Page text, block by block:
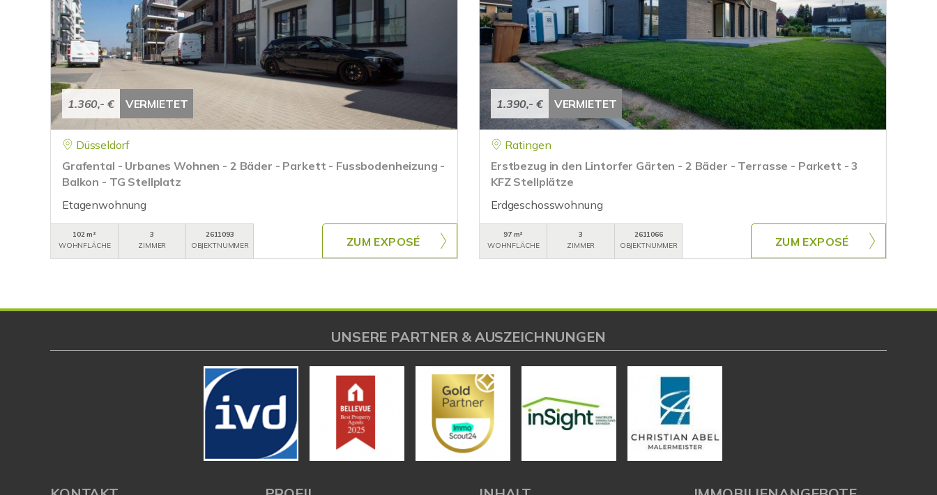
1.360,- € VERMIETET
Düsseldorf
Grafental - Urbanes Wohnen - 2 Bäder - Parkett - Fussbodenheizung -
Balkon - TG Stellplatz
Etagenwohnung
102 m²
WOHNFLÄCHE
3
ZIMMER
2611093
OBJEKTNUMMER
ZUM EXPOSÉ
1.390,- € VERMIETET
Ratingen
Erstbezug in den Lintorfer Gärten - 2 Bäder - Terrasse - Parkett - 3
KFZ Stellplätze
Erdgeschosswohnung
97 m²
WOHNFLÄCHE
3
ZIMMER
2611066
OBJEKTNUMMER
ZUM EXPOSÉ
UNSERE PARTNER & AUSZEICHNUNGEN